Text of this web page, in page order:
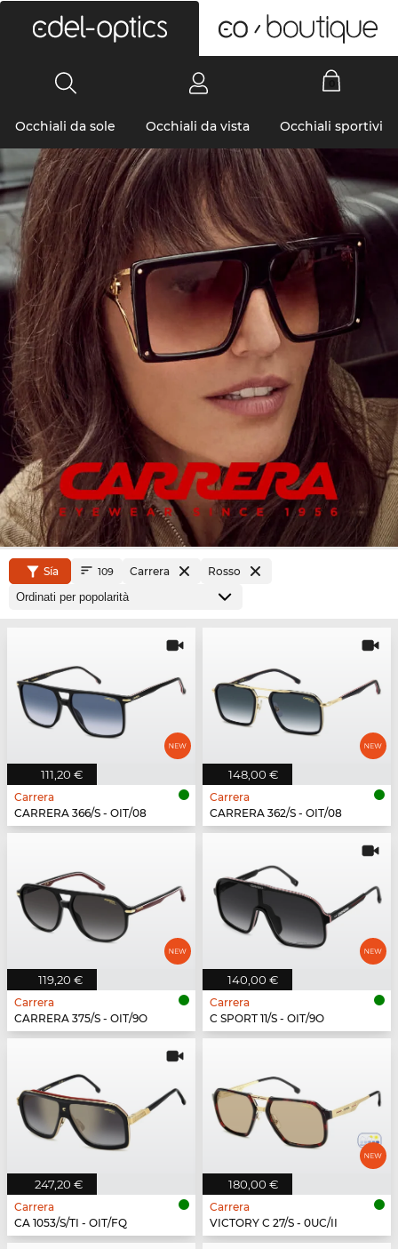
Occhiali da sole Occhiali da vista Occhiali sportivi
Sía 109 Carrera Rosso
111,20 €
Carrera
CARRERA 366/S - OIT/08
148,00 €
Carrera
CARRERA 362/S - OIT/08
119,20 €
Carrera
CARRERA 375/S - OIT/9O
140,00 €
Carrera
C SPORT 11/S - OIT/9O
247,20 €
Carrera
CA 1053/S/TI - OIT/FQ
180,00 €
Carrera
VICTORY C 27/S - 0UC/II